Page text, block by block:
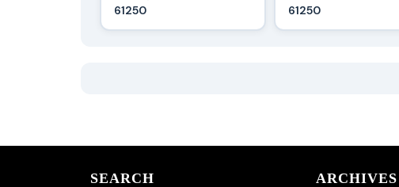
61250
61250
SEARCH ARCHIVES